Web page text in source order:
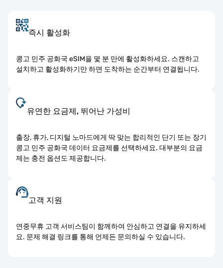
즉시 활성화
콩고 민주 공화국 eSIM을 몇 분 만에 활성화하세요. 스캔하고
설치하고 활성화하기만 하면 도착하는 순간부터 연결됩니다.
유연한 요금제, 뛰어난 가성비
출장, 휴가, 디지털 노마드에게 딱 맞는 합리적인 단기 또는 장기
콩고 민주 공화국 데이터 요금제를 선택하세요. 대부분의 요금
제는 충전 옵션도 제공합니다.
고객 지원
연중무휴 고객 서비스팀이 함께하여 안심하고 연결을 유지하세
요. 문제 해결 링크를 통해 언제든 문의하실 수 있습니다.